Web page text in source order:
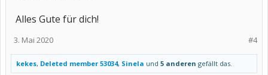
Alles Gute für dich!
#4
3. Mai 2020
kekes, Deleted member 53034, Sinela und 5 anderen gefällt das.